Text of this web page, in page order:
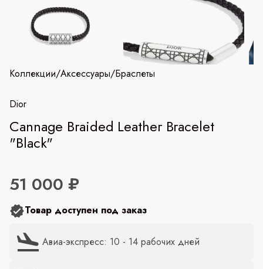
Коллекции/Аксессуары/Браслеты
Dior
Cannage Braided Leather Bracelet
"Black"
51 000 ₽
Товар доступен под заказ
Авиа-экспресс: 10 - 14 рабочих дней